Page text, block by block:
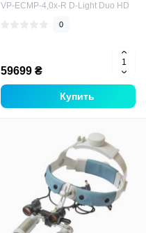
VP-ECMP-4,0x-R D-Light Duo HD
0
59699 ₴
Купить